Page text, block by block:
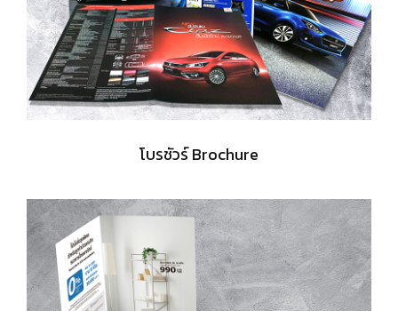
โบรชัวร์ Brochure